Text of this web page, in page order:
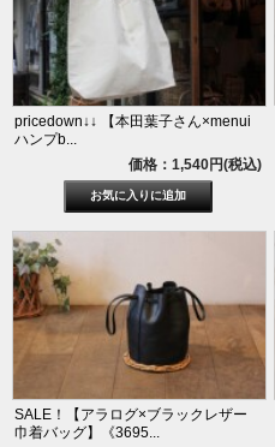
pricedown↓↓ 【本田葉子さん×menui
ハンプb...
価格：1,540円(税込)
SALE！【アラログ×ブラックレザー
巾着バッグ】《3695...